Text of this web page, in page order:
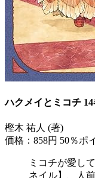
ハクメイとミコチ
樫木 祐人 (著)
価格：858円 50％ポ
ミコチが愛し
ネイル】、人